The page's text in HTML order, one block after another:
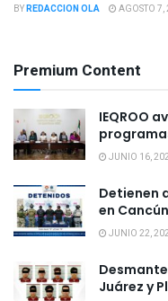
BYREDACCION OLA AGOSTO
Premium Content
IEQROO
JUNIO 16,
Detienen
en Cancún
JUNIO 22,
Juárez y